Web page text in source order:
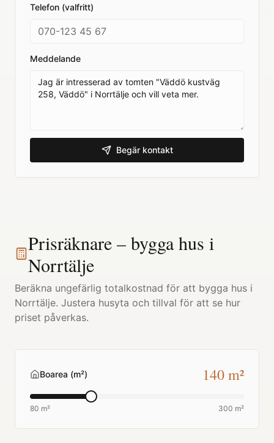
Telefon (valfritt)
Meddelande
Begär kontakt
Prisräknare – bygga hus i
Norrtälje
Beräkna ungefärlig totalkostnad för att bygga hus i
Norrtälje. Justera husyta och tillval för att se hur
priset påverkas.
Boarea (m²) 140m²
80 m² 300 m²